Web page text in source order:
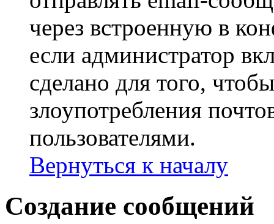
через встроенную в
если администратор
сделано для того,
злоупотребления
пользователями.
Вернуться к началу
Создание сообщений